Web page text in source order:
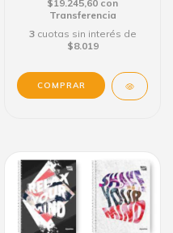
$19.245,60 con
Transferencia
3 cuotas sin interés de
$8.019